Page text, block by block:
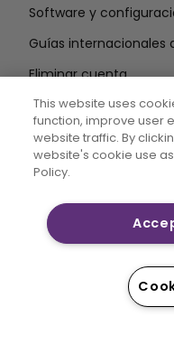
Software y
Guías internacionales
Eliminar cuenta
dirección de
CREATIVATE
Singer Sourcing
derechos reservados.
This website uses
function, improve user
website traffic. By
website's cookie use
Policy.